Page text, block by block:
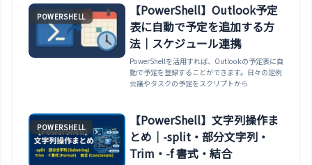
に整理します。
POWERSHELL
【PowerShell】Outlook予定
表に自動で予定を追加する方
法｜スケジュール連携
PowerShellを活用すれば、Outlookの予定表に自
動で予定を登録することができます。日々の定例
会議やタスクの予定をスクリプトから
POWERSHELL
【PowerShell】文字列操作ま
とめ｜-split・部分文字列・
Trim・-f 書式・結合